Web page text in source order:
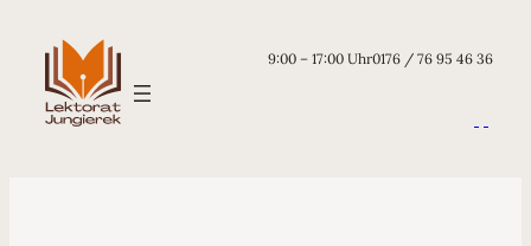
9:00 – 17:00 Uhr0176 / 76 95 46 36